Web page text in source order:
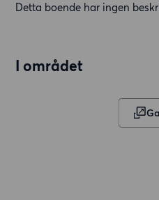
Detta boende har ingen
I området